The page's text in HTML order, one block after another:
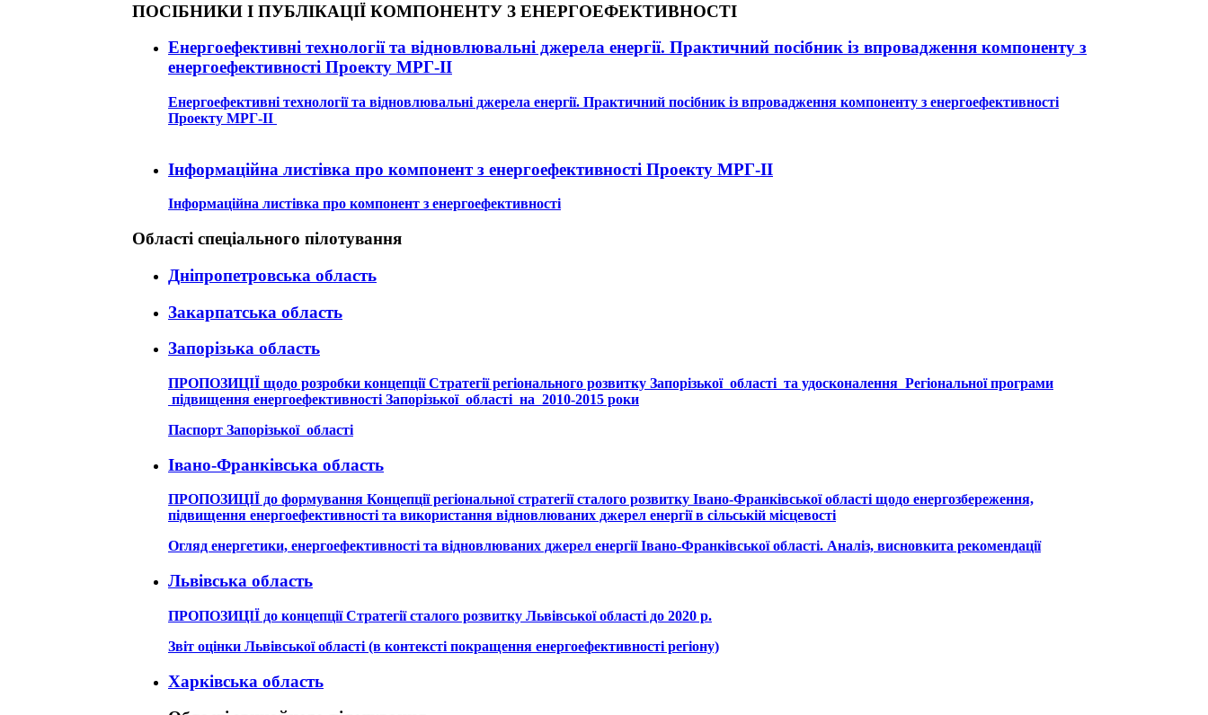
ПОСІБНИКИ І ПУБЛІКАЦІЇ КОМПОНЕНТУ З ЕНЕРГОЕФЕКТИВНОСТІ
Енергоефективні технології та відновлювальні джерела енергії. Практичний посібник із впровадження компоненту з
енергоефективності Проекту МРГ-ІІ
Енергоефективні технології та відновлювальні джерела енергії. Практичний посібник із впровадження компоненту з енергоефективності
Проекту МРГ-ІІ
Інформаційна листівка про компонент з енергоефективності Проекту МРГ-ІІ
Інформаційна листівка про компонент з енергоефективності
Області спеціального пілотування
Дніпропетровська область
Закарпатська область
Запорізька область
ПРОПОЗИЦІЇ щодо розробки концепції Стратегії регіонального розвитку Запорізької області та удосконалення Регіональної програми
підвищення енергоефективності Запорізької області на 2010-2015 роки
Паспорт Запорізької області
Івано-Франківська область
ПРОПОЗИЦІЇ до формування Концепції регіональної стратегії сталого розвитку Івано-Франківської області щодо енергозбереження,
підвищення енергоефективності та використання відновлюваних джерел енергії в сільській місцевості
Огляд енергетики, енергоефективності та відновлюваних джерел енергії Івано-Франківської області. Аналіз, висновкита рекомендації
Львівська область
ПРОПОЗИЦІЇ до концепції Стратегії сталого розвитку Львівської області до 2020 р.
Звіт оцінки Львівської області (в контексті покращення енергоефективності регіону)
Харківська область